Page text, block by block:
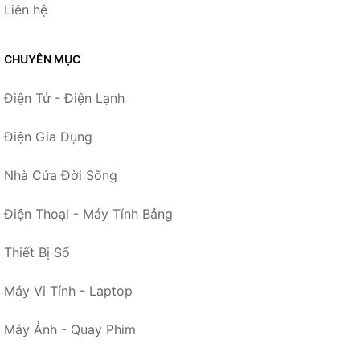
Liên hệ
CHUYÊN MỤC
Điện Tử - Điện Lạnh
Điện Gia Dụng
Nhà Cửa Đời Sống
Điện Thoại - Máy Tính Bảng
Thiết Bị Số
Máy Vi Tính - Laptop
Máy Ảnh - Quay Phim